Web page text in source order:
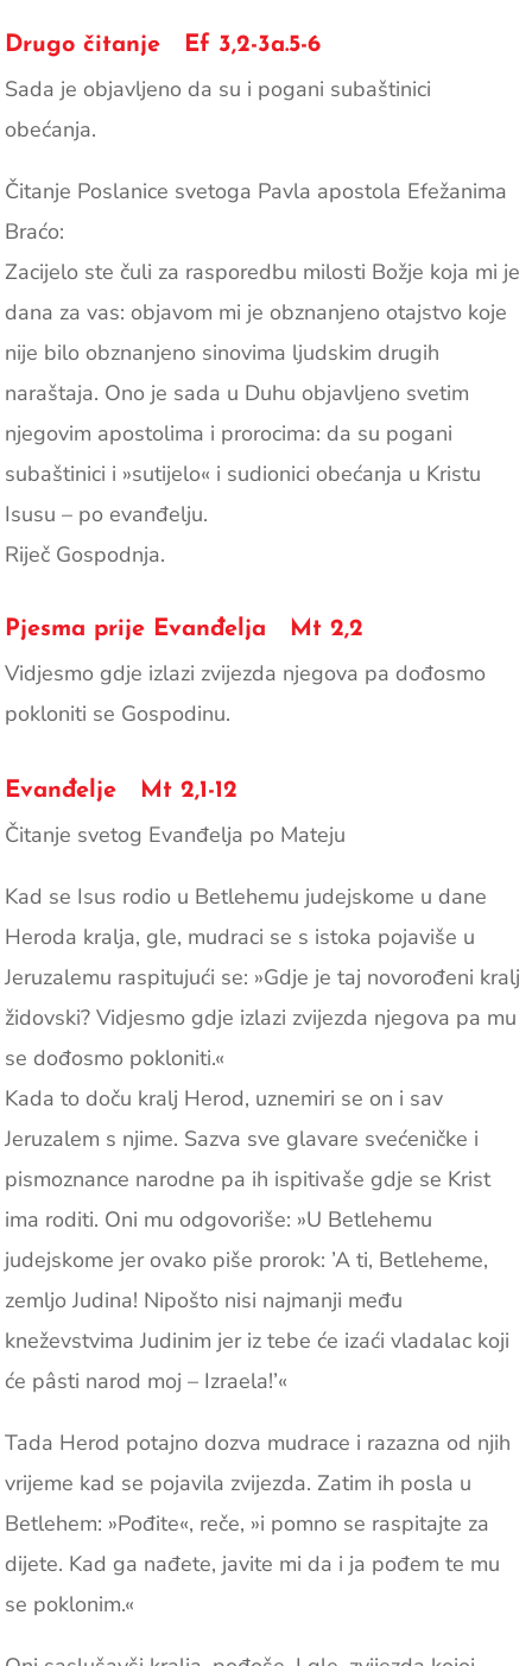
Drugo čitanje Ef 3,2-3a.5-6
Sada je objavljeno da su i pogani subaštinici
obećanja.
Čitanje Poslanice svetoga Pavla apostola Efežanima
Braćo:
Zacijelo ste čuli za rasporedbu milosti Božje koja mi je
dana za vas: objavom mi je obznanjeno otajstvo koje
nije bilo obznanjeno sinovima ljudskim drugih
naraštaja. Ono je sada u Duhu objavljeno svetim
njegovim apostolima i prorocima: da su pogani
subaštinici i »sutijelo« i sudionici obećanja u Kristu
Isusu – po evanđelju.
Riječ Gospodnja.
Pjesma prije Evanđelja Mt 2,2
Vidjesmo gdje izlazi zvijezda njegova pa dođosmo
pokloniti se Gospodinu.
Evanđelje Mt 2,1-12
Čitanje svetog Evanđelja po Mateju
Kad se Isus rodio u Betlehemu judejskome u dane
Heroda kralja, gle, mudraci se s istoka pojaviše u
Jeruzalemu raspitujući se: »Gdje je taj novorođeni kralj
židovski? Vidjesmo gdje izlazi zvijezda njegova pa mu
se dođosmo pokloniti.«
Kada to doču kralj Herod, uznemiri se on i sav
Jeruzalem s njime. Sazva sve ­glavare svećeničke i
pismoznance narodne pa ih ispitivaše gdje se Krist
ima roditi. Oni mu odgovoriše: »U Betlehemu
judejskome jer ovako piše prorok: ’A ti, Betleheme,
zemljo Judina! Nipošto nisi najmanji među
kneževstvima Judinim jer iz tebe će izaći vladalac koji
će pâsti narod moj – Izraela!’«
Tada Herod potajno dozva mudrace i razazna od njih
vrijeme kad se pojavila ­zvijezda. Zatim ih posla u
Betlehem: »Pođite«, reče, »i pomno se raspitajte za
dijete. Kad ga nađete, javite mi da i ja pođem te mu
se poklonim.«